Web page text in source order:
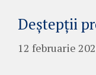
Deștepții
12 februarie